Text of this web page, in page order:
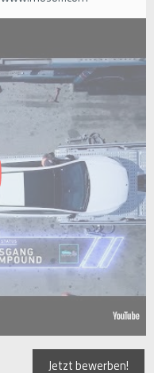
Jetzt bewerben!